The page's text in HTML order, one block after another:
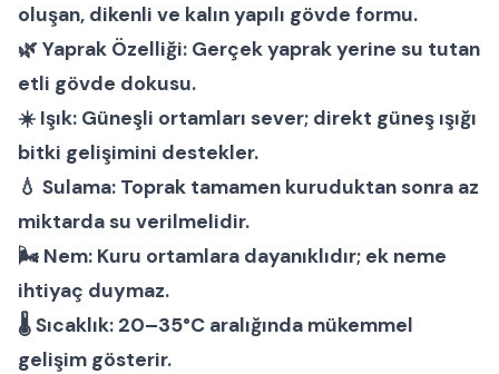
oluşan, dikenli ve kalın yapılı gövde formu.
🌿Yaprak Özelliği: Gerçek yaprak yerine su tutan
etli gövde dokusu.
☀️ Işık: Güneşli ortamları sever; direkt güneş ışığı
bitki gelişimini destekler.
💧 Sulama: Toprak tamamen kuruduktan sonra az
miktarda su verilmelidir.
🌬 Nem: Kuru ortamlara dayanıklıdır; ek neme
ihtiyaç duymaz.
🌡Sıcaklık: 20–35°C aralığında mükemmel
gelişim gösterir.